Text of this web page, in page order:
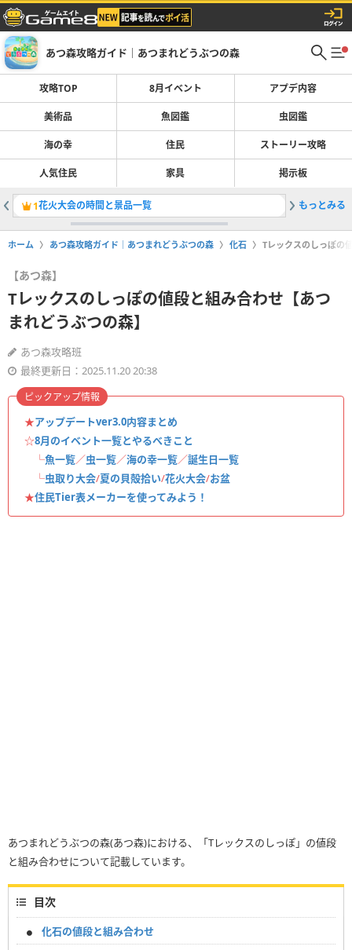
あつ森攻略ガイド｜あつまれどうぶつの森
攻略TOP 8月イベント アプデ内容
美術品 魚図鑑 虫図鑑
海の幸 住民 ストーリー攻略
人気住民 家具 掲示板
1花火大会の時間と景品一覧 2美術品
もっとみる
ホーム あつ森攻略ガイド｜あつまれどうぶつの森 化石 Tレックスのしっぽの
【あつ森】
Tレックスのしっぽの値段と組み合わせ【あつ
まれどうぶつの森】
あつ森攻略班
最終更新日：2025.11.20 20:38
★アップデートver3.0内容まとめ
☆8月のイベント一覧とやるべきこと
└魚一覧／虫一覧／海の幸一覧／誕生日一覧
└虫取り大会/夏の貝殻拾い/花火大会/お盆
★住民Tier表メーカーを使ってみよう！
ピックアップ情報
あつまれどうぶつの森(あつ森)における、「Tレックスのしっぽ」の値段
と組み合わせについて記載しています。
目次
化石の値段と組み合わせ